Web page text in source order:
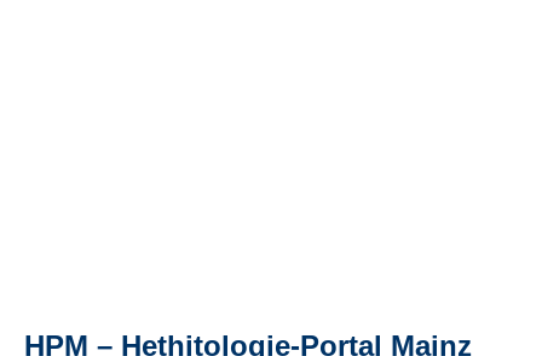
HPM – Hethitologie-Portal Mainz